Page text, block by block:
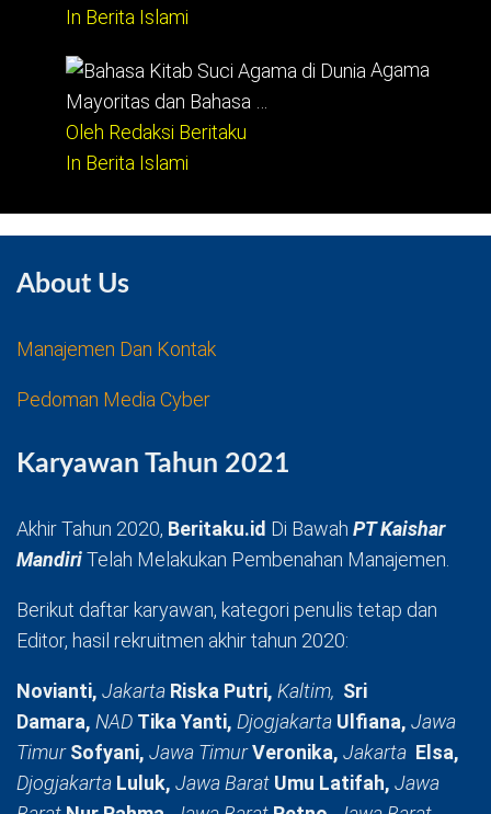
In Berita Islami
Agama
Mayoritas dan Bahasa …
Oleh Redaksi Beritaku
In Berita Islami
About Us
Manajemen Dan Kontak
Pedoman Media Cyber
Karyawan Tahun 2021
Akhir Tahun 2020, Beritaku.id Di Bawah PT Kaishar
MandiriTelah Melakukan Pembenahan Manajemen.
Berikut daftar karyawan, kategori penulis tetap dan
Editor, hasil rekruitmen akhir tahun 2020:
Novianti, Jakarta Riska Putri, Kaltim, Sri
Damara, NAD Tika Yanti, Djogjakarta Ulfiana, Jawa
TimurSofyani, Jawa TimurVeronika, Jakarta Elsa,
Djogjakarta Luluk, Jawa Barat Umu Latifah, Jawa